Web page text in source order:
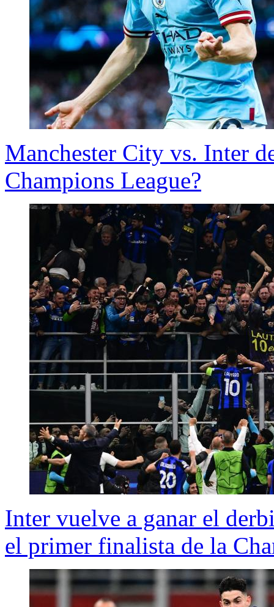
Manchester City vs. Inter
Champions League?
Inter vuelve a ganar el
el primer finalista de la